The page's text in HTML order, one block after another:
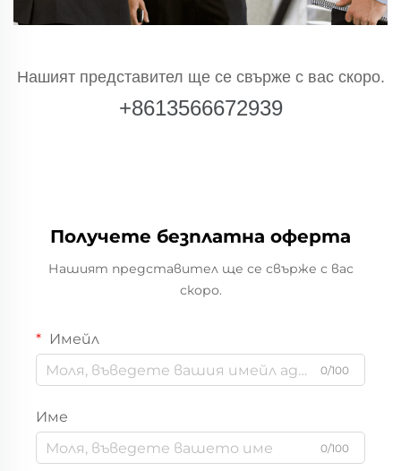
Нашият представител ще се свърже с вас скоро.
+8613566672939
Получете безплатна оферта
Нашият представител ще се свърже с вас
скоро.
Имейл
0/100
Име
0/100